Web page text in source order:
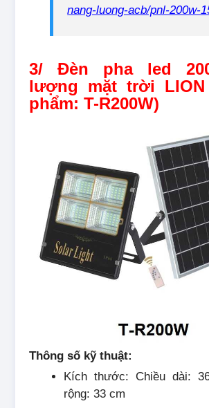
nang-luong-acb/pnl-200w-
3/ Đèn pha led
lượng mặt trời LION
phẩm: T-R200W)
Thông số kỹ thuật:
Kích thước: Chiều dài:
rộng: 33 cm